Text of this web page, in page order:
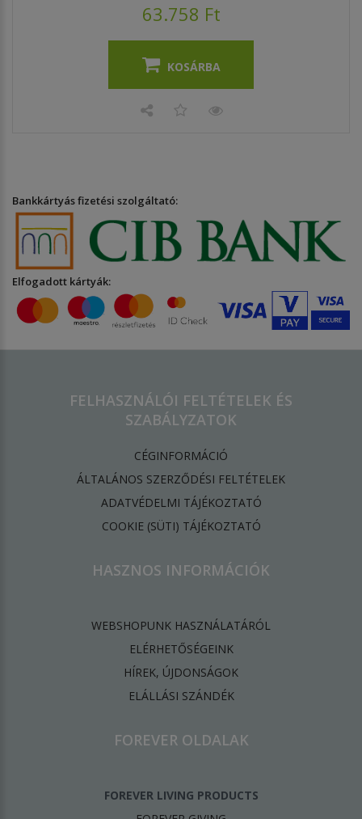
63.758 Ft
KOSÁRBA
Bankkártyás fizetési szolgáltató:
Elfogadott kártyák:
FELHASZNÁLÓI FELTÉTELEK ÉS
SZABÁLYZATOK
CÉGINFORMÁCIÓ
ÁLTALÁNOS SZERZŐDÉSI FELTÉTELEK
ADATVÉDELMI TÁJÉKOZTATÓ
​COOKIE (SÜTI) TÁJÉKOZTATÓ
HASZNOS INFORMÁCIÓK
WEBSHOPUNK HASZNÁLATÁRÓL
ELÉRHETŐSÉGEINK
HÍREK, ÚJDONSÁGOK
ELÁLLÁSI SZÁNDÉK
FOREVER OLDALAK
FOREVER LIVING PRODUCTS